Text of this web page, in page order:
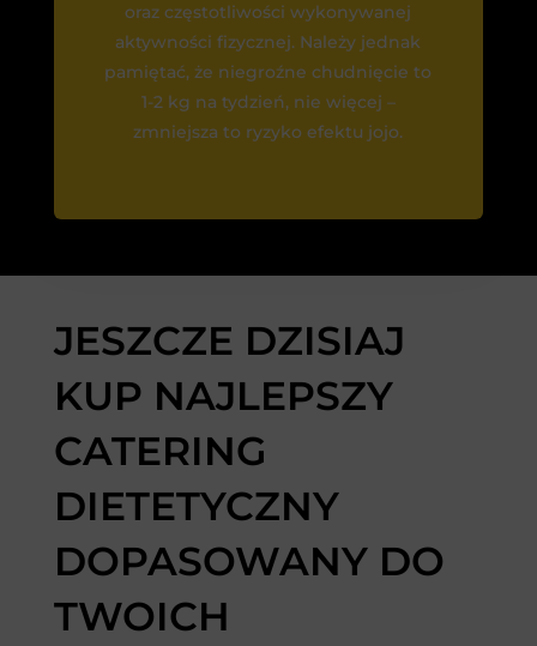
oraz częstotliwości wykonywanej
aktywności fizycznej. Należy jednak
pamiętać, że niegroźne chudnięcie to
1-2 kg na tydzień, nie więcej –
zmniejsza to ryzyko efektu jojo.
JESZCZE DZISIAJ
KUP NAJLEPSZY
CATERING
DIETETYCZNY
DOPASOWANY DO
TWOICH